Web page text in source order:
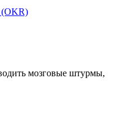
(OKR)
мозговые штурмы,